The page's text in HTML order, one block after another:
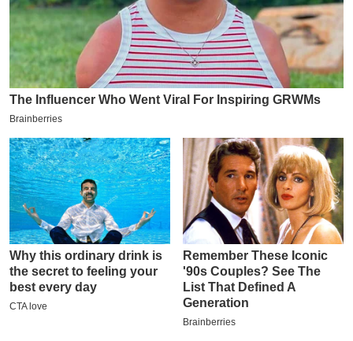
र
मि
सा
ल
बे
मि
सा
ल
श
ख्सि
य
त
यं
ग